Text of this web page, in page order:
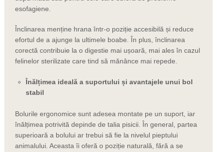
esofagiene.
Înclinarea menține hrana într-o poziție accesibilă și reduce
efortul de a ajunge la ultimele boabe. În plus, înclinarea
corectă contribuie la o digestie mai ușoară, mai ales în cazul
felinelor sterilizate care tind să mănânce mai repede.
Înălțimea ideală a suportului și avantajele unui bol
stabil
Bolurile ergonomice sunt adesea montate pe un suport, iar
înălțimea potrivită depinde de talia pisicii. În general, partea
superioară a bolului ar trebui să fie la nivelul pieptului
animalului. Aceasta îi oferă o poziție naturală, fără a se